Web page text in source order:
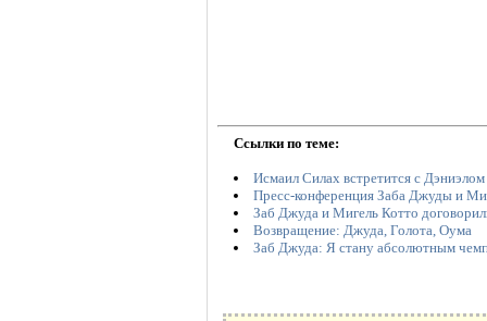
Ссылки по теме:
Исмаил Силах встретится с
Пресс-конференция Заба Джуды и
Заб Джуда и Мигель Котто
Возвращение: Джуда, Голота, Оума
Заб Джуда: Я стану абсолютным